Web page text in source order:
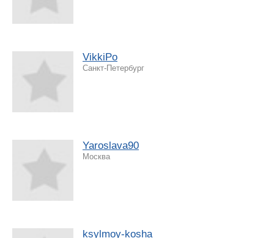
VikkiPo
Санкт-Петербург
Yaroslava90
Москва
ksylmoy-kosha